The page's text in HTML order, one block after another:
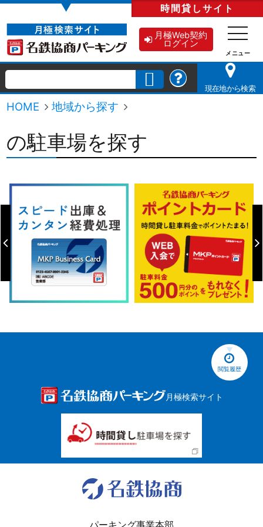
▼ 時間貸しサイト
月極Web契約
ログイン
現在地から検索
HOME 地域から探す
の駐車場を探す
閲覧履歴
月極検索サイト